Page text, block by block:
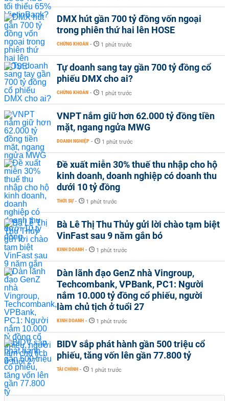
DMX hút gần 700 tỷ đồng vốn ngoại
trong phiên thứ hai lên HOSE
CHỨNG KHOÁN - 1 phút trước
Tự doanh sang tay gần 700 tỷ đồng cổ
phiếu DMX cho ai?
CHỨNG KHOÁN - 1 phút trước
VNPT nắm giữ hơn 62.000 tỷ đồng tiền
mặt, ngang ngửa MWG
DOANH NGHIỆP - 1 phút trước
Đề xuất miễn 30% thuế thu nhập cho hộ
kinh doanh, doanh nghiệp có doanh thu
dưới 10 tỷ đồng
THỜI SỰ - 1 phút trước
Bà Lê Thị Thu Thủy gửi lời chào tạm biệt
VinFast sau 9 năm gắn bó
KINH DOANH - 1 phút trước
Dàn lãnh đạo GenZ nhà Vingroup,
Techcombank, VPBank, PC1: Người
nắm 10.000 tỷ đồng cổ phiếu, người
làm chủ tịch ở tuổi 27
KINH DOANH - 1 phút trước
BIDV sắp phát hành gần 500 triệu cổ
phiếu, tăng vốn lên gần 77.800 tỷ
TÀI CHÍNH - 1 phút trước